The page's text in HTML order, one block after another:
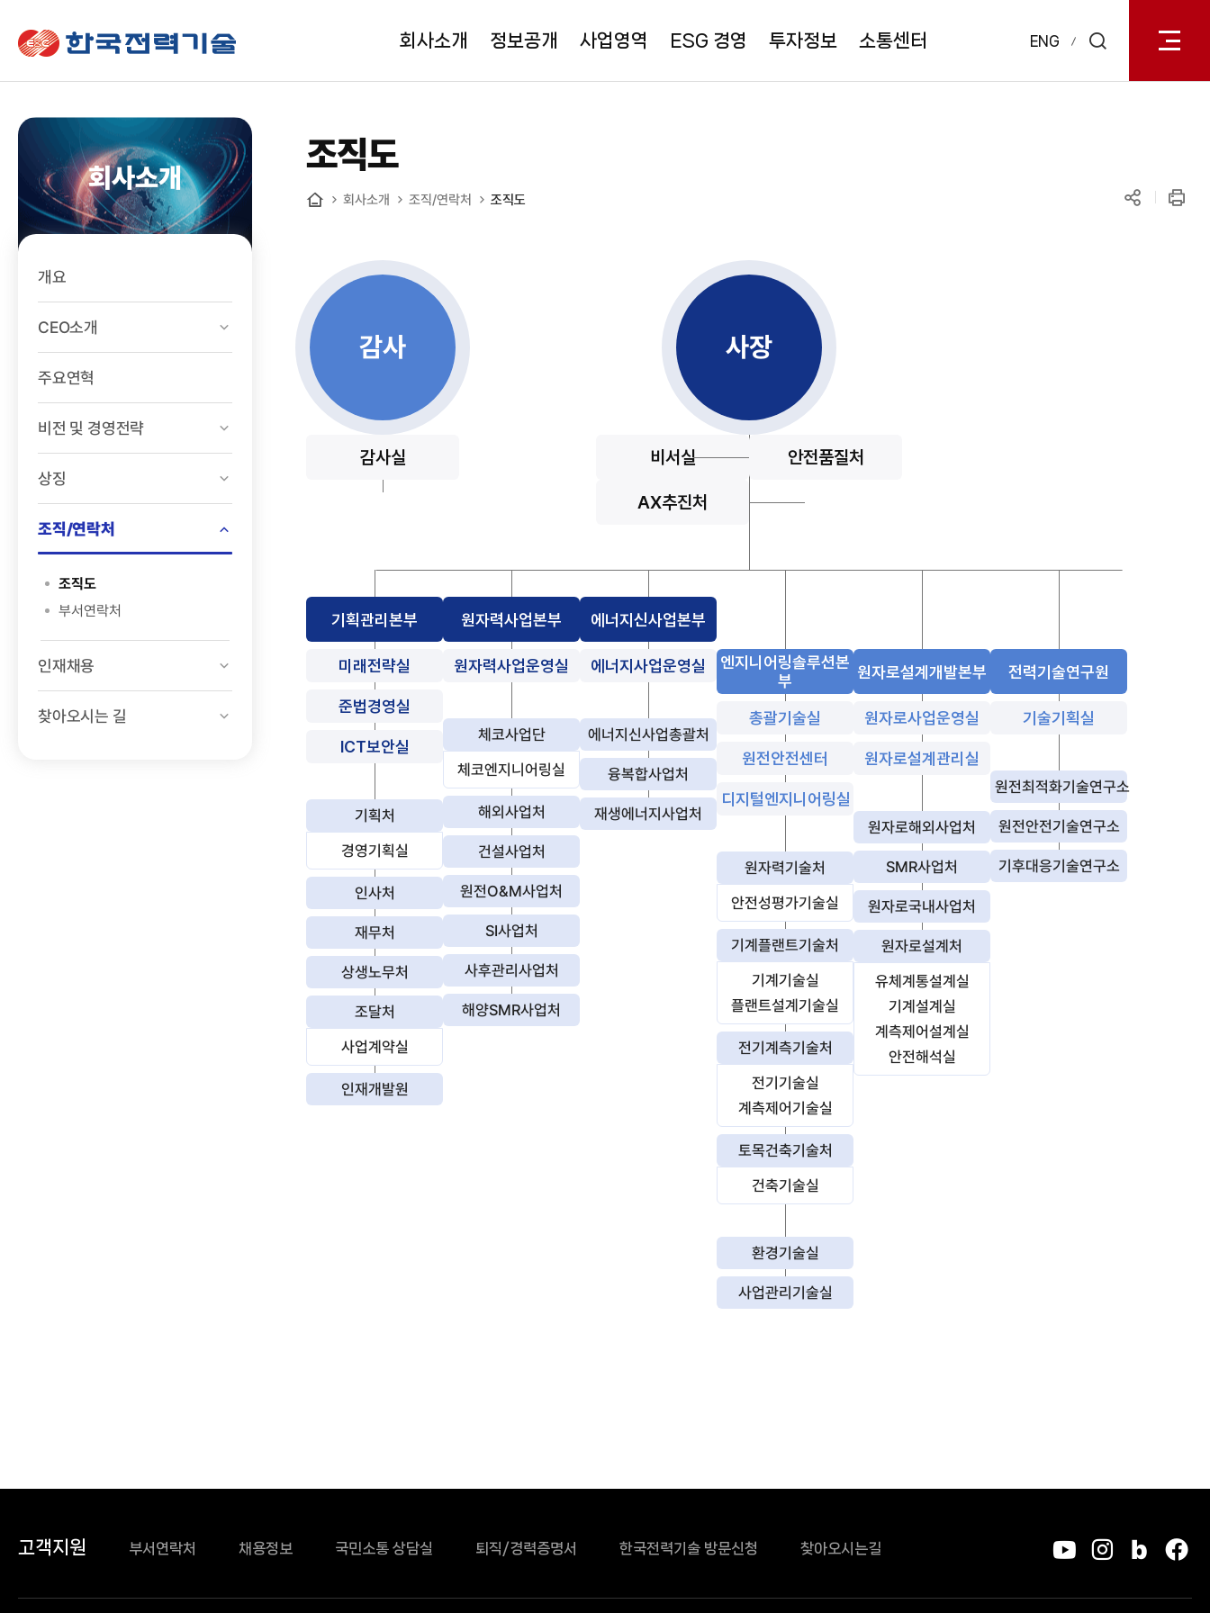
한국전력기술
회사소개 정보공개 사업영역 ESG 경영 투자정보 소통센터 ENG
열기
회사소개
개요
CEO소개
주요연혁
비전 및 경영전략
상징
조직/연락처
조직도
부서연락처
인재채용
찾아오시는 길
조직도
회사소개 조직/연락처 조직도
사장
비서실
AX추진처
안전품질처
기획관리본부
미래전략실
준법경영실
ICT보안실
기획처
경영기획실
인사처
재무처
상생노무처
조달처
사업계약실
인재개발원
원자력사업본부
원자력사업운영실
체코사업단
체코엔지니어링실
해외사업처
건설사업처
원전O&M사업처
SI사업처
사후관리사업처
해양SMR사업처
에너지신사업본부
에너지사업운영실
에너지신사업총괄처
융복합사업처
재생에너지사업처
엔지니어링솔루션본
부
총괄기술실
원전안전센터
디지털엔지니어링실
원자력기술처
안전성평가기술실
기계플랜트기술처
기계기술실
플랜트설계기술실
전기계측기술처
전기기술실
계측제어기술실
토목건축기술처
건축기술실
환경기술실
사업관리기술실
원자로설계개발본부
원자로사업운영실
원자로설계관리실
원자로해외사업처
SMR사업처
원자로국내사업처
원자로설계처
유체계통설계실
기계설계실
계측제어설계실
안전해석실
전력기술연구원
기술기획실
원전최적화기술연구소
원전안전기술연구소
기후대응기술연구소
감사
감사실
고객지원 부서연락처 채용정보 국민소통 상담실 퇴직/경력증명서 한국전력기술 방문신청 찾아오시는길